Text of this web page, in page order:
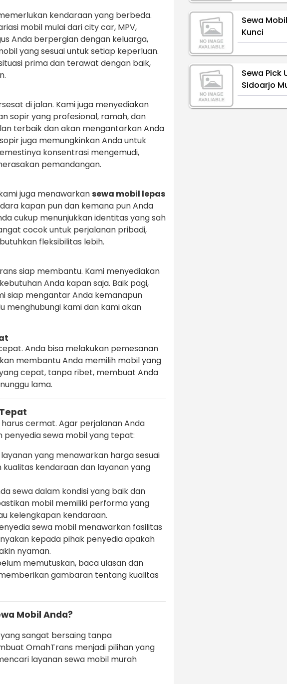
kendaraan yang berbeda.
mobil mulai dari city car, MPV,
Anda berpergian dengan keluarga,
yang sesuai untuk setiap keperluan.
prima dan terawat dengan baik,
di jalan. Kami juga menyediakan
sopir yang profesional, ramah, dan
terbaik dan akan mengantarkan Anda
juga memungkinkan Anda untuk
konsentrasi mengemudi,
pemandangan.
juga menawarkansewa mobil lepas
kapan pun dan kemana pun Anda
cukup menunjukkan identitas yang sah
cocok untuk perjalanan pribadi,
fleksibilitas lebih.
siap membantu. Kami menyediakan
Anda kapan saja. Baik pagi,
siap mengantar Anda kemanapun
menghubungi kami dan kami akan
Anda bisa melakukan pemesanan
membantu Anda memilih mobil yang
cepat, tanpa ribet, membuat Anda
lama.
cermat. Agar perjalanan Anda
sewa mobil yang tepat:
yang menawarkan harga sesuai
kendaraan dan layanan yang
sewa dalam kondisi yang baik dan
mobil memiliki performa yang
kelengkapan kendaraan.
sewa mobil menawarkan fasilitas
kepada pihak penyedia apakah
nyaman.
memutuskan, baca ulasan dan
gambaran tentang kualitas
Mobil Anda?
sangat bersaing tanpa
OmahTrans menjadi pilihan yang
layanan sewa mobil murah
Sewa
Kunci
Sewa Pick
Sidoarjo